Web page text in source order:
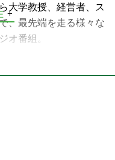
大学教授、経営者、ス
、最先端を走る様々な
オ番組。
か、そのヒントをリス
ます。